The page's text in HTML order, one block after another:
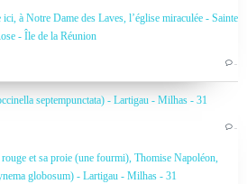
à Notre Dame des Laves, l’église miraculée - Sainte
- Île de la Réunion
…
septempunctata) - Lartigau - Milhas - 31
…
et sa proie (une fourmi), Thomise Napoléon,
globosum) - Lartigau - Milhas - 31